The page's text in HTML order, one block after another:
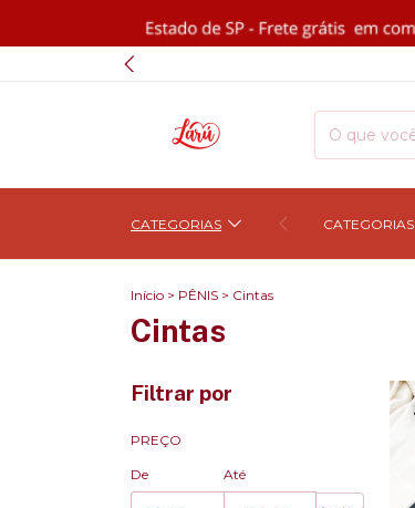
CATEGORIAS CATEGORIAS
Início > PÊNIS > Cintas
Cintas
Filtrar por
PREÇO
De Até